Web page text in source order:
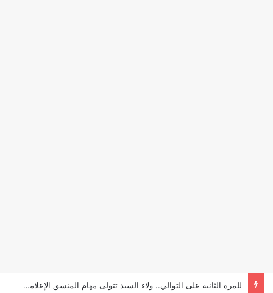
للمرة الثانية على التوالي.. ولاء السيد تتولى مهام المنسق الإعلامي لمهرجان “الأفضل بين الأفضل” في دورته الخامسة